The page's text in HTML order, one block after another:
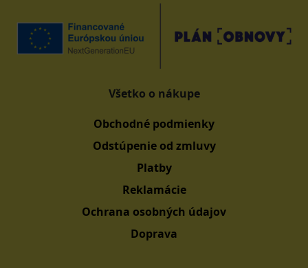
Všetko o nákupe
Obchodné podmienky
Odstúpenie od zmluvy
Platby
Reklamácie
Ochrana osobných údajov
Doprava